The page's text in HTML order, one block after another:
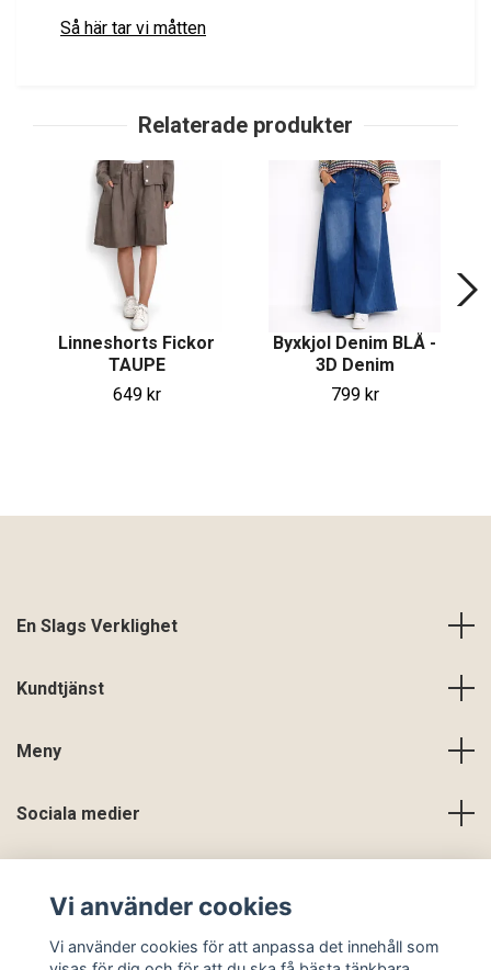
Så här tar vi måtten
Linneshorts Fickor
TAUPE
649 kr
Byxkjol Denim BLÅ -
3D Denim
799 kr
En Slags Verklighet
Kundtjänst
Meny
Sociala medier
Vi använder cookies
Vi använder cookies för att anpassa det innehåll som